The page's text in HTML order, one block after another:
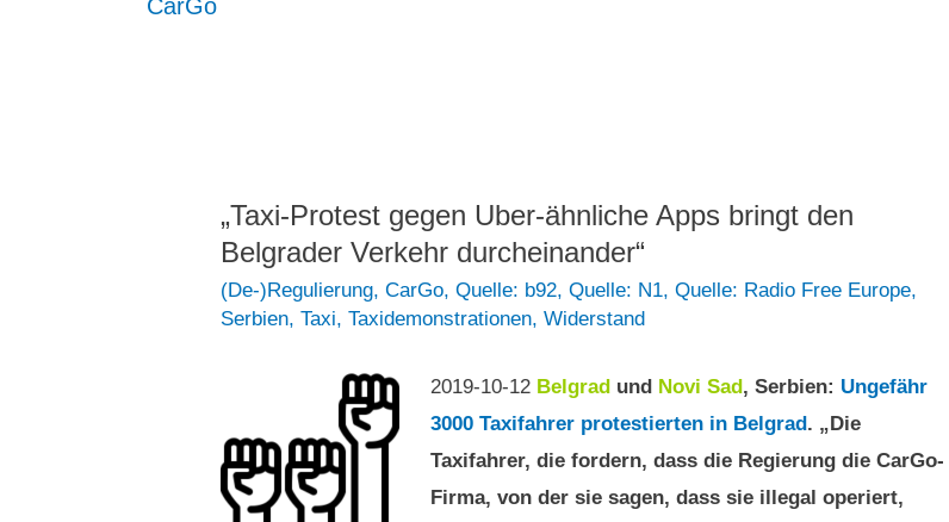
CarGo
„Taxi-Protest gegen Uber-ähnliche Apps bringt den
Belgrader Verkehr durcheinander“
(De-)Regulierung,CarGo,Quelle: b92,Quelle: N1,Quelle: Radio Free Europe,
Serbien,Taxi,Taxidemonstrationen,Widerstand
2019-10-12 Belgrad und Novi Sad , Serbien: Ungefähr
3000 Taxifahrer protestierten in Belgrad . „Die
Taxifahrer, die fordern, dass die Regierung die CarGo-
Firma, von der sie sagen, dass sie illegal operiert,